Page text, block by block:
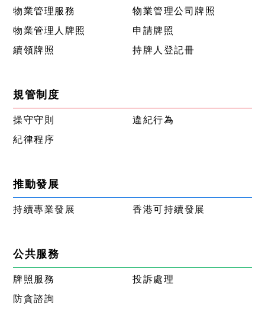
物業管理服務
物業管理公司牌照
物業管理人牌照
申請牌照
續領牌照
持牌人登記冊
規管制度
操守守則
違紀行為
紀律程序
推動發展
持續專業發展 香港可持續發展
公共服務
牌照服務
投訴處理
防貪諮詢